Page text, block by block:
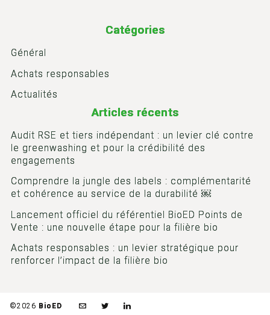
Catégories
Général
Achats responsables
Actualités
Articles récents
Audit RSE et tiers indépendant : un levier clé contre
le greenwashing et pour la crédibilité des
engagements
Comprendre la jungle des labels : complémentarité
et cohérence au service de la durabilité ￼
Lancement officiel du référentiel BioED Points de
Vente : une nouvelle étape pour la filière bio
Achats responsables : un levier stratégique pour
renforcer l’impact de la filière bio
©2026 BioED